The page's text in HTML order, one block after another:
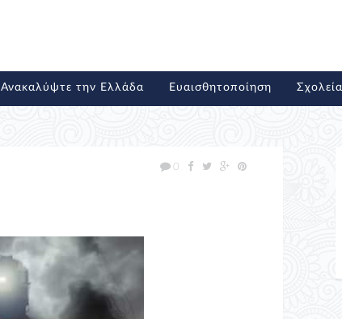
Ανακαλύψτε την Ελλάδα Ευαισθητοποίηση Σχολεία
0